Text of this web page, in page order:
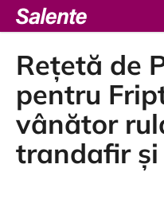
Treci
conținut
Rețetă de
pentru
vânător
trandafir și
o
C
e
c
ă
u